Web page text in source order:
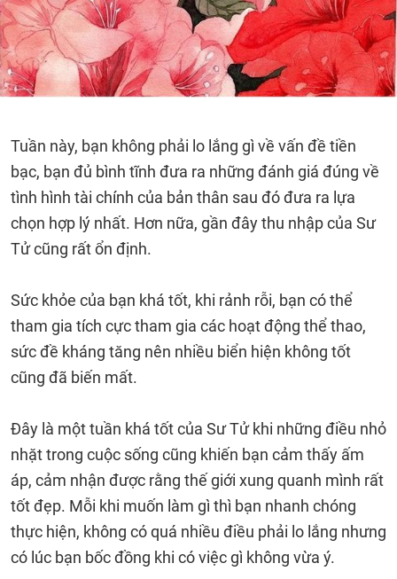
Tuần này, bạn không phải lo lắng gì về vấn đề tiền
bạc, bạn đủ bình tĩnh đưa ra những đánh giá đúng về
tình hình tài chính của bản thân sau đó đưa ra lựa
chọn hợp lý nhất. Hơn nữa, gần đây thu nhập của Sư
Tử cũng rất ổn định.
Sức khỏe của bạn khá tốt, khi rảnh rỗi, bạn có thể
tham gia tích cực tham gia các hoạt động thể thao,
sức đề kháng tăng nên nhiều biển hiện không tốt
cũng đã biến mất.
Đây là một tuần khá tốt của Sư Tử khi những điều nhỏ
nhặt trong cuộc sống cũng khiến bạn cảm thấy ấm
áp, cảm nhận được rằng thế giới xung quanh mình rất
tốt đẹp. Mỗi khi muốn làm gì thì bạn nhanh chóng
thực hiện, không có quá nhiều điều phải lo lắng nhưng
có lúc bạn bốc đồng khi có việc gì không vừa ý.